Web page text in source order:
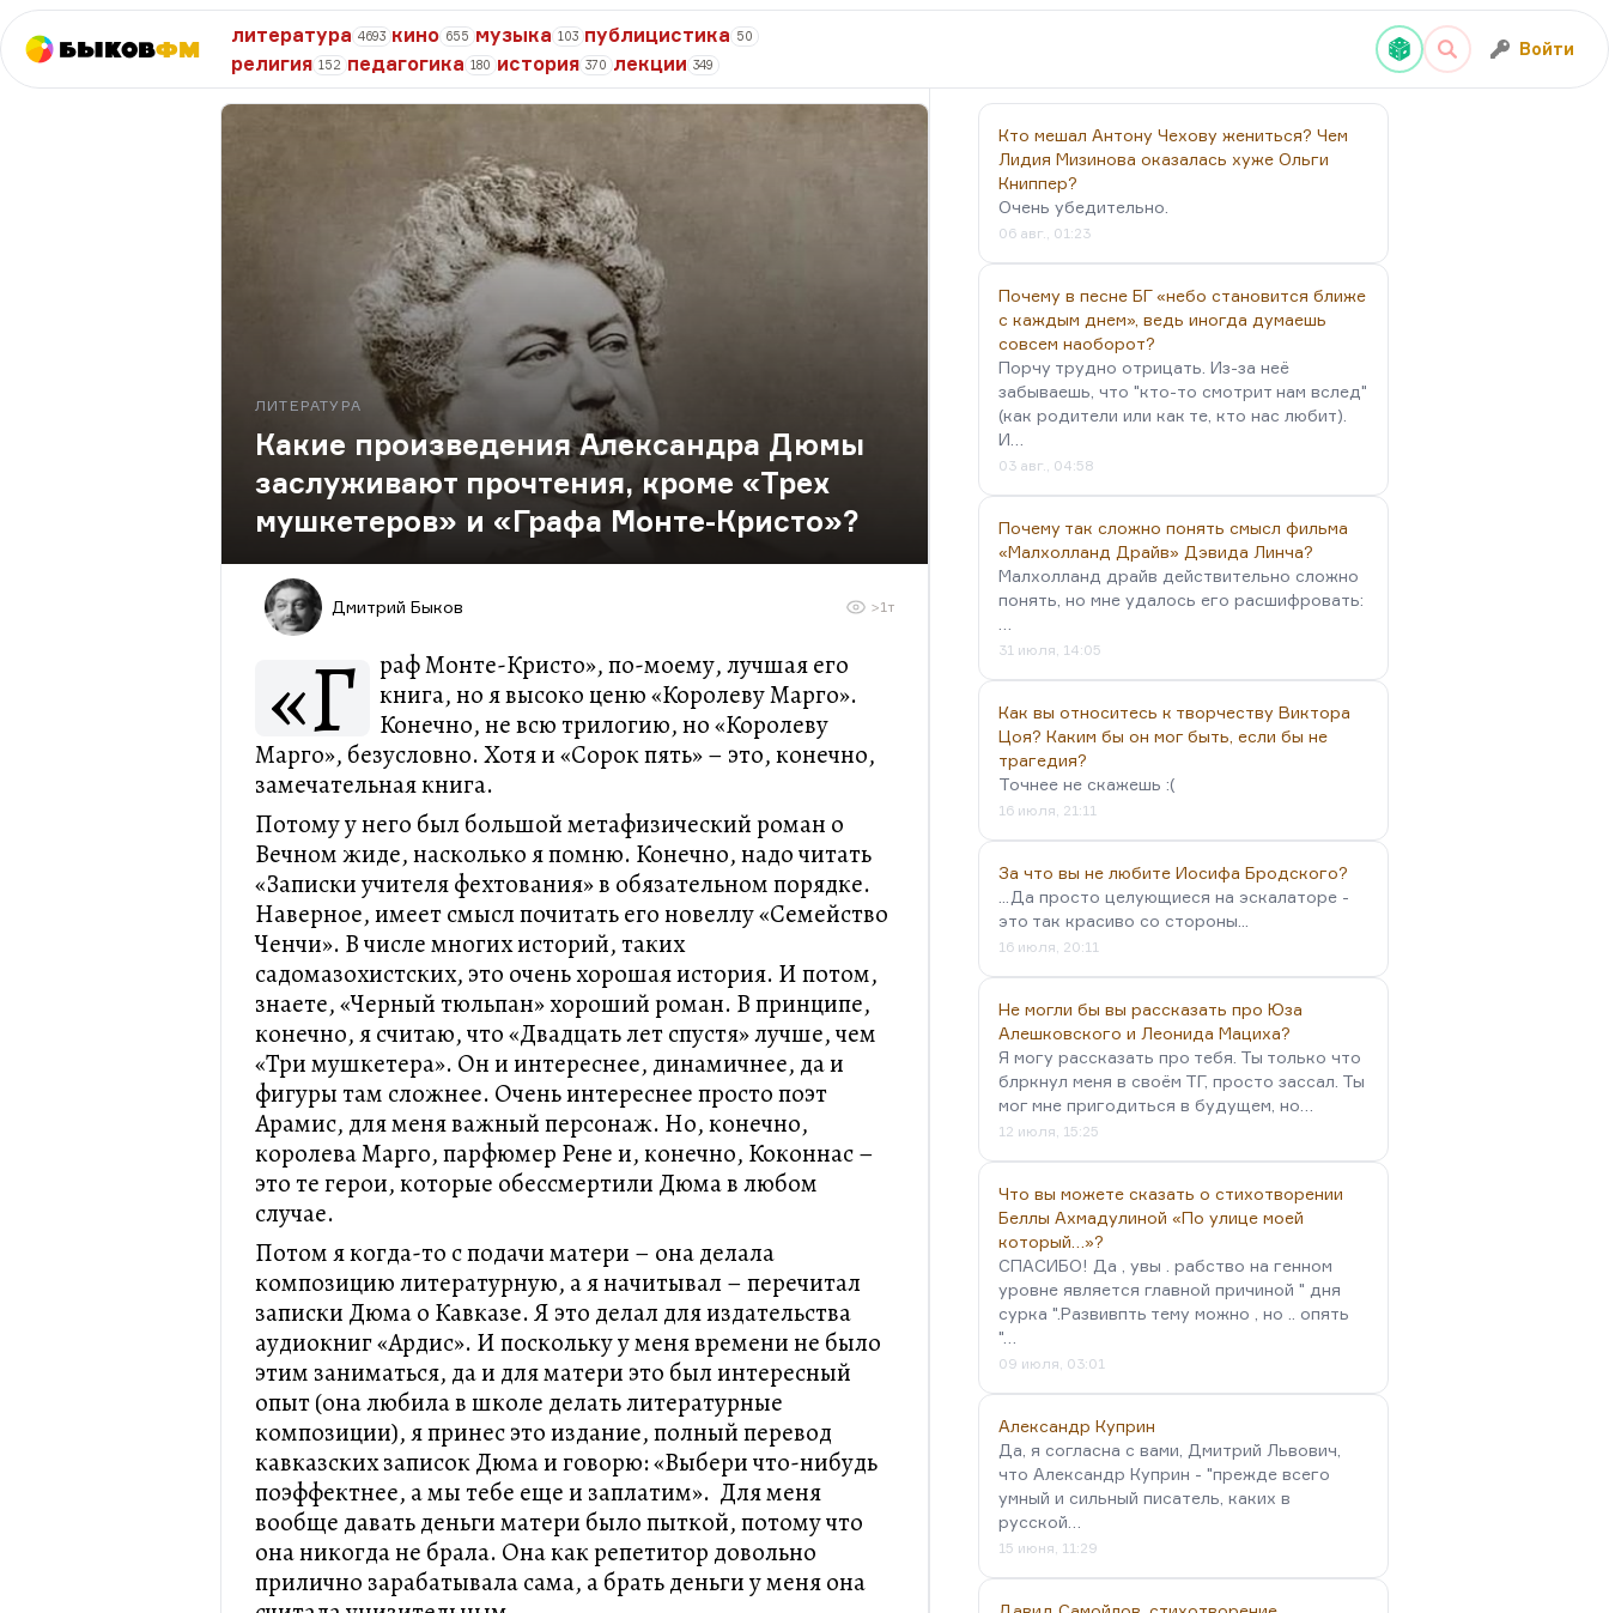
БыковФМ
литература 4693 кино 655 музыка 103 публицистика 50
религия 152 педагогика 180 история 370 лекции 349
Войти
ЛИТЕРАТУРА
Какие произведения Александра Дюмы
заслуживают прочтения, кроме «Трех
мушкетеров» и «Графа Монте-Кристо»?
Дмитрий Быков >1т
«Г
раф Монте-Кристо», по-моему, лучшая его
книга, но я высоко ценю «Королеву Марго».
Конечно, не всю трилогию, но «Королеву
Марго», безусловно. Хотя и «Сорок пять» – это, конечно,
замечательная книга.
Потому у него был большой метафизический роман о
Вечном жиде, насколько я помню. Конечно, надо читать
«Записки учителя фехтования» в обязательном порядке.
Наверное, имеет смысл почитать его новеллу «Семейство
Ченчи». В числе многих историй, таких
садомазохистских, это очень хорошая история. И потом,
знаете, «Черный тюльпан» хороший роман. В принципе,
конечно, я считаю, что «Двадцать лет спустя» лучше, чем
«Три мушкетера». Он и интереснее, динамичнее, да и
фигуры там сложнее. Очень интереснее просто поэт
Арамис, для меня важный персонаж. Но, конечно,
королева Марго, парфюмер Рене и, конечно, Коконнас –
это те герои, которые обессмертили Дюма в любом
случае.
Потом я когда-то с подачи матери – она делала
композицию литературную, а я начитывал – перечитал
записки Дюма о Кавказе. Я это делал для издательства
аудиокниг «Ардис». И поскольку у меня времени не было
этим заниматься, да и для матери это был интересный
опыт (она любила в школе делать литературные
композиции), я принес это издание, полный перевод
кавказских записок Дюма и говорю: «Выбери что-нибудь
поэффектнее, а мы тебе еще и заплатим». Для меня
вообще давать деньги матери было пыткой, потому что
она никогда не брала. Она как репетитор довольно
прилично зарабатывала сама, а брать деньги у меня она
Кто мешал Антону Чехову жениться? Чем
Лидия Мизинова оказалась хуже Ольги
Книппер?
Очень убедительно.
06 авг., 01:23
Почему в песне БГ «небо становится ближе
с каждым днем», ведь иногда думаешь
совсем наоборот?
Порчу трудно отрицать. Из-за неё
забываешь, что "кто-то смотрит нам вслед"
(как родители или как те, кто нас любит).
И…
03 авг., 04:58
Почему так сложно понять смысл фильма
«Малхолланд Драйв» Дэвида Линча?
Малхолланд драйв действительно сложно
понять, но мне удалось его расшифровать:
31 июля, 14:05
Как вы относитесь к творчеству Виктора
Цоя? Каким бы он мог быть, если бы не
трагедия?
Точнее не скажешь :(
16 июля, 21:11
За что вы не любите Иосифа Бродского?
...Да просто целующиеся на эскалаторе -
это так красиво со стороны...
16 июля, 20:11
Не могли бы вы рассказать про Юза
Алешковского и Леонида Мациха?
Я могу рассказать про тебя. Ты только что
блркнул меня в своём ТГ, просто зассал. Ты
мог мне пригодиться в будущем, но…
12 июля, 15:25
Что вы можете сказать о стихотворении
Беллы Ахмадулиной «По улице моей
который…»?
СПАСИБО! Да , увы . рабство на генном
уровне является главной причиной " дня
сурка ".Развивпть тему можно , но .. опять
"…
09 июля, 03:01
Александр Куприн
Да, я согласна с вами, Дмитрий Львович,
что Александр Куприн - "прежде всего
умный и сильный писатель, каких в
русской…
15 июня, 11:29